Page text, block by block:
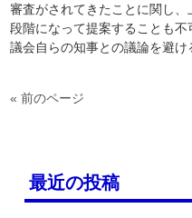
審査がされてきたことに関し
段階になって提案することも不
議会自らの知事との議論を避け
« 前のページ
最近の投稿